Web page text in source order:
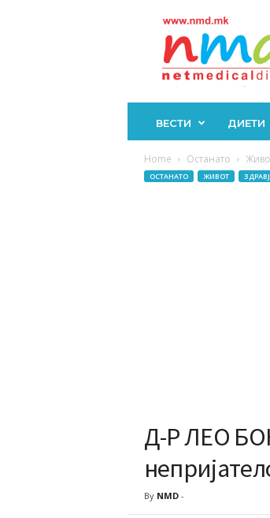
ВЕСТИ ДИЕТИ
Home Останато
ОСТАНАТО ЖИВОТ
Д-Р ЛЕО
By NMD-